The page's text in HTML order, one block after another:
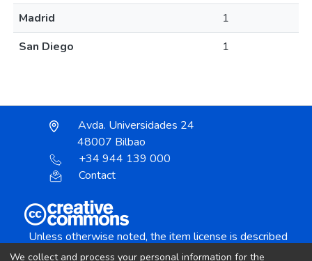
Madrid
1
San Diego
1
Avda. Universidades 24
48007 Bilbao
+34 944 139 000
Contact
Unless otherwise noted, the item license is described
We collect and process your personal information for the